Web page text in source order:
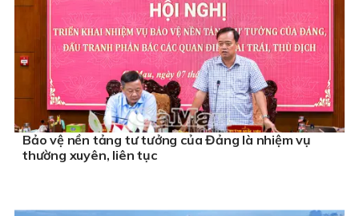
Bảo vệ nền tảng tư tưởng của Đảng là nhiệm vụ
thường xuyên, liên tục